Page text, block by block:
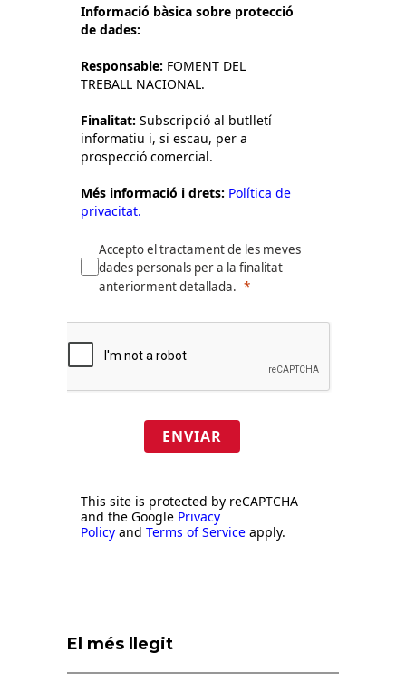
Informació bàsica sobre protecció
de dades:
Responsable: FOMENT DEL
TREBALL NACIONAL.
Finalitat: Subscripció al butlletí
informatiu i, si escau, per a
prospecció comercial.
Més informació i drets: Política de
privacitat.
Accepto el tractament de les meves
dades personals per a la finalitat
anteriorment detallada.
ENVIAR
This site is protected by reCAPTCHA
and the Google Privacy
Policy and Terms of Service apply.
El més llegit